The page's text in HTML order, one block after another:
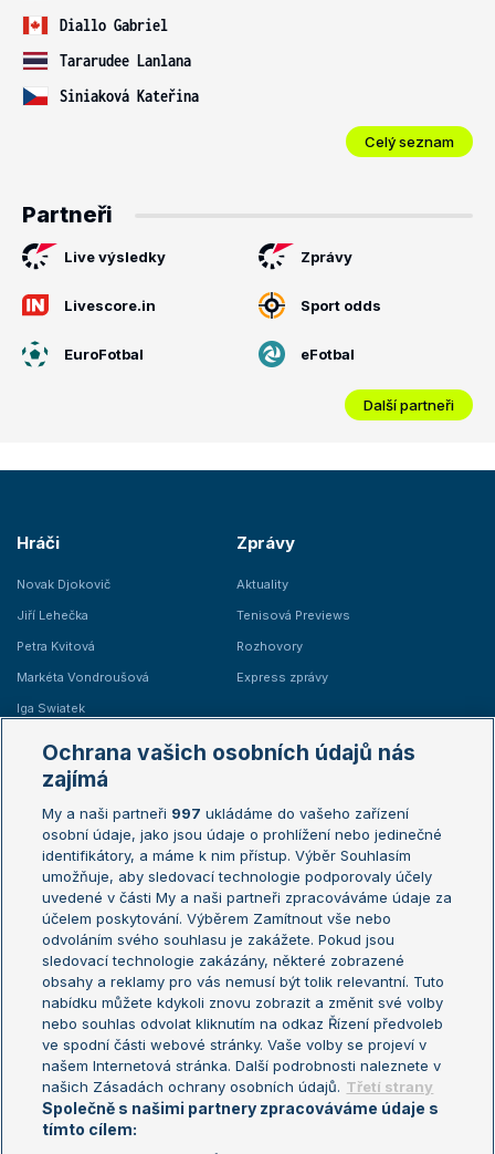
Diallo Gabriel
Tararudee Lanlana
Siniaková Kateřina
Celý seznam
Partneři
Live výsledky Zprávy
Livescore.in Sport odds
EuroFotbal eFotbal
Další partneři
Hráči
Novak Djokovič
Jiří Lehečka
Petra Kvitová
Markéta Vondroušová
Iga Swiatek
Zprávy
Aktuality
Tenisová Previews
Rozhovory
Express zprávy
Žebříčky
Žebříček ATP (muži)
Žebříček WTA (ženy)
Sázkařský žebříček
Australian Open
French Open
Wimbledon
US Open
Turnaj mistrů
Turnaj mistryň
Aktualní trendy
Fotbalové přestupy
Livesport Daily
LS Prague Open
Ochrana vašich osobních údajů nás
zajímá
My a naši partneři 997 ukládáme do vašeho zařízení
osobní údaje, jako jsou údaje o prohlížení nebo jedinečné
identifikátory, a máme k nim přístup. Výběr Souhlasím
umožňuje, aby sledovací technologie podporovaly účely
uvedené v části My a naši partneři zpracováváme údaje za
účelem poskytování. Výběrem Zamítnout vše nebo
odvoláním svého souhlasu je zakážete. Pokud jsou
sledovací technologie zakázány, některé zobrazené
obsahy a reklamy pro vás nemusí být tolik relevantní. Tuto
nabídku můžete kdykoli znovu zobrazit a změnit své volby
nebo souhlas odvolat kliknutím na odkaz Řízení předvoleb
ve spodní části webové stránky. Vaše volby se projeví v
našem Internetová stránka. Další podrobnosti naleznete v
našich Zásadách ochrany osobních údajů. Třetí strany
Společně s našimi partnery zpracováváme údaje s
tímto cílem: